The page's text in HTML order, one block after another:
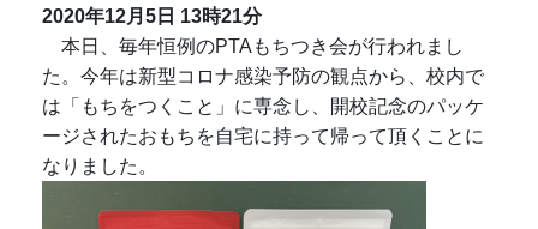
2020年12月5日 13時21分
本日、毎年恒例のPTAもちつき会が行われまし
た。今年は新型コロナ感染予防の観点から、校内で
は「もちをつくこと」に専念し、開校記念のパッケ
ージされたおもちを自宅に持って帰って頂くことに
なりました。